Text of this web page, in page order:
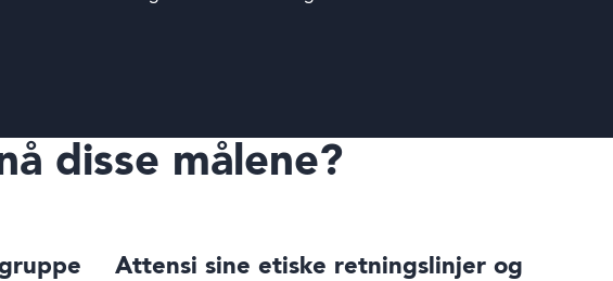
disse målene?
Attensi sine etiske retningslinjer og